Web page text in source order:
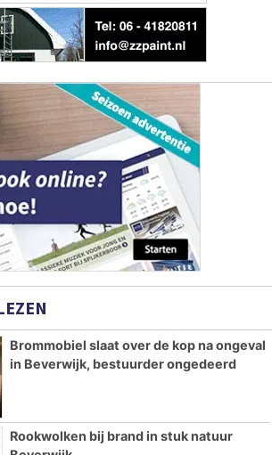
Brommobiel slaat over de kop na ongeval
in Beverwijk, bestuurder ongedeerd
Rookwolken bij brand in stuk natuur